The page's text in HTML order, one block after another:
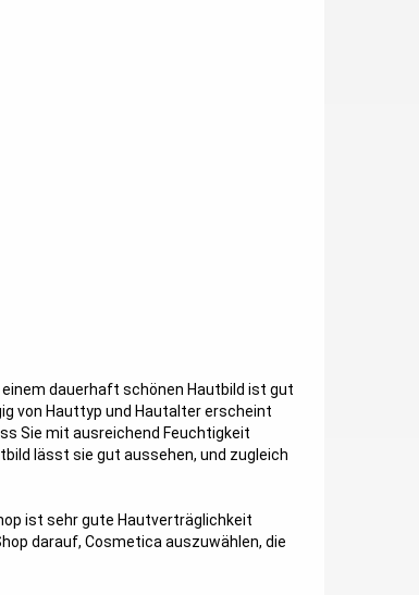
einem dauerhaft schönen Hautbild ist gut
von Hauttyp und Hautalter erscheint
Sie mit ausreichend Feuchtigkeit
lässt sie gut aussehen, und zugleich
ist sehr gute Hautverträglichkeit
darauf, Cosmetica auszuwählen, die